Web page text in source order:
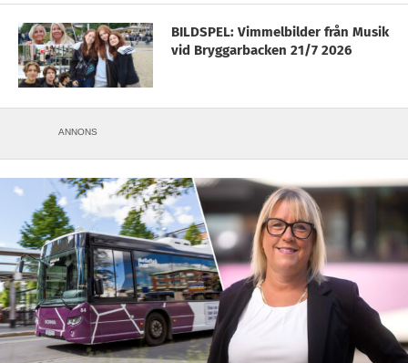
BILDSPEL: Vimmelbilder från Musik
vid Bryggarbacken 21/7 2026
ANNONS